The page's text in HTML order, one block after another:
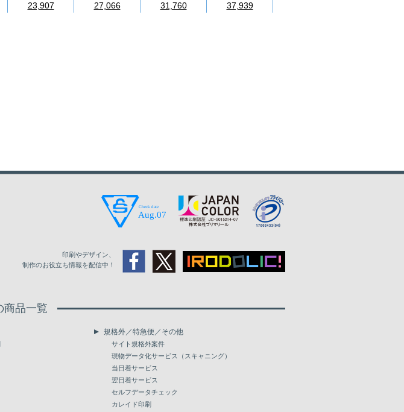
23,907 27,066 31,760 37,939
38,000 43,073 50,579 60,486
45,365 53,265 63,694
47,639 55,952 66,918
45,238 51,321 60,265 72,069
48,461 54,987 64,579 77,220
56,820 66,743
58,654 68,908 82,372
60,503
62,335
印刷やデザイン、
制作のお役立ち情報を配信中！
商品一覧
規格外／特急便／その他
サイト規格外案件
現物データ化サービス（スキャニング）
当日着サービス
翌日着サービス
セルフデータチェック
カレイド印刷